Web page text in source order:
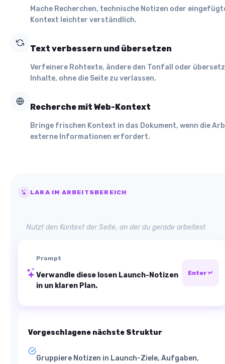
Mache Recherchen, technische Notizen oder
Kontext leichter verständlich.
Text verbessern und übersetzen
Verfeinere Rohtexte, ändere den Tonfall oder
Inhalte, ohne die Seite zu verlassen.
Recherche mit Web-Kontext
Bringe frischen Kontext in das Dokument, wenn die
externe Informationen erfordert.
LARA IM ARBEITSBEREICH
Nutzt den Kontext der Seite, an der du gerade arbeitest
Prompt
Verwandle diese losen Launch-Notizen
in un klaren Plan.
Enter ↵
Vorgeschlagene nächste Struktur
Gruppiere Notizen in Launch-Ziele, Aufgaben,